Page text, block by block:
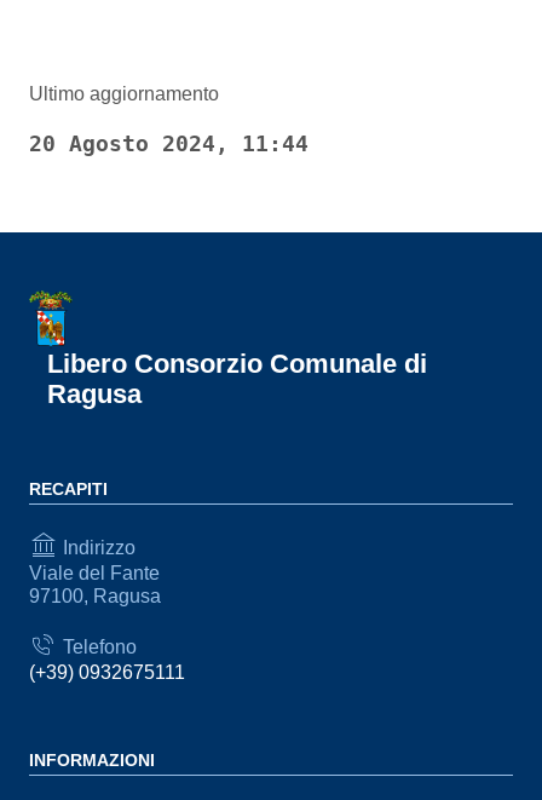
Ultimo aggiornamento
20 Agosto 2024, 11:44
Libero Consorzio Comunale di
Ragusa
RECAPITI
Indirizzo
Viale del Fante
97100, Ragusa
Telefono
(+39) 0932675111
INFORMAZIONI